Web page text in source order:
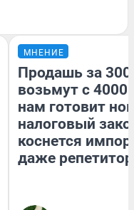
МНЕНИЕ
Продашь за
возьмут с
нам готовит
налоговый
коснется
даже